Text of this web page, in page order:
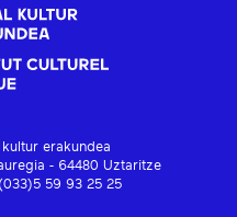
kultur erakundea
- 64480 Uztaritze
(033)5 59 93 25 25